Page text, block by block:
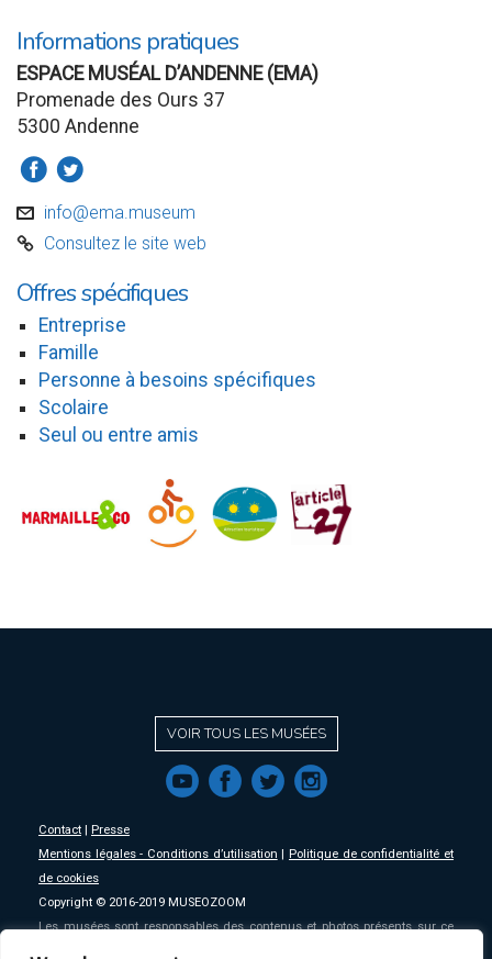
Informations pratiques
ESPACE MUSÉAL D’ANDENNE (EMA)
Promenade des Ours 37
5300 Andenne
a b
v info@ema.museum
C Consultez le site web
Offres spécifiques
Entreprise
Famille
Personne à besoins spécifiques
Scolaire
Seul ou entre amis
VOIR TOUS LES MUSÉES
f a b e
Contact
Presse
Mentions légales - Conditions d’utilisation
Politique de confidentialité et
de cookies
Copyright © 2016-2019 MUSEOZOOM
Les musées sont responsables des contenus et photos présents sur ce